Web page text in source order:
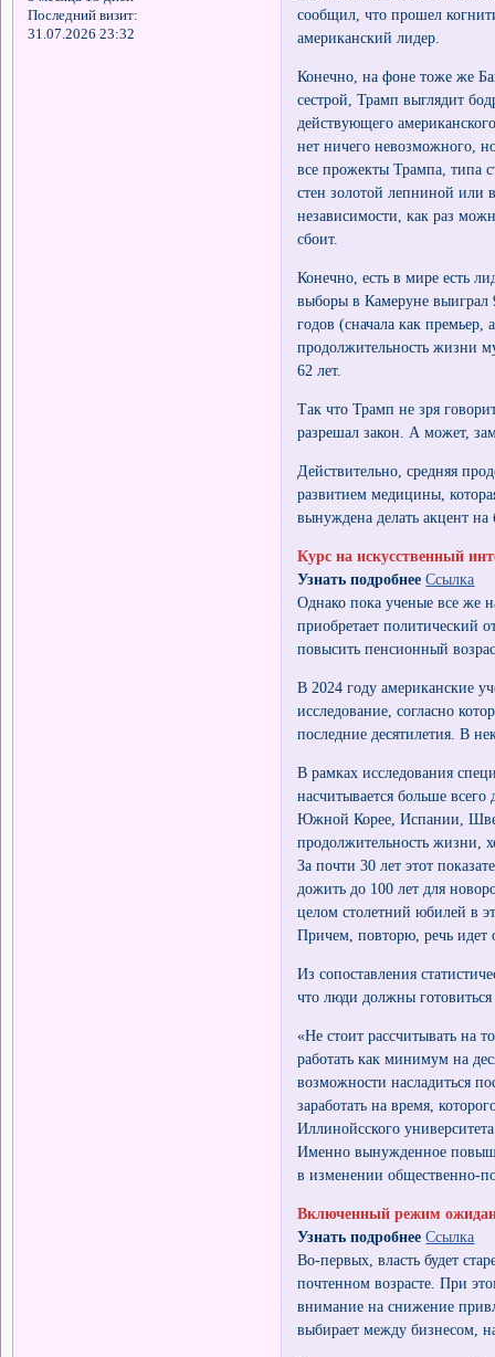
Последний визит:
31.07.2026 23:32
сообщил, что прошел
американский лидер.
Конечно, на фоне тоже же
сестрой, Трамп выглядит
действующего
нет ничего невозможного,
все прожекты Трампа, типа
стен золотой лепниной или
независимости, как раз
сбоит.
Конечно, есть в мире есть
выборы в Камеруне выиграл
годов (сначала как премьер,
продолжительность жизни
62 лет.
Так что Трамп не зря
разрешал закон. А может,
Действительно, средняя
развитием медицины,
вынуждена делать акцент на
Курс на искусственный
Узнать подробнее Ссылка
Однако пока ученые все же
приобретает политический
повысить пенсионный
В 2024 году американские
исследование, согласно
последние десятилетия. В
В рамках исследования
насчитывается больше
Южной Корее, Испании,
продолжительность жизни,
За почти 30 лет этот
дожить до 100 лет для
целом столетний юбилей в
Причем, повторю, речь идет
Из сопоставления
что люди должны
«Не стоит рассчитывать на
работать как минимум на
возможности насладиться
заработать на время,
Иллинойсского
Именно вынужденное
в изменении общественно-
Включенный режим
Узнать подробнее Ссылка
Во-первых, власть будет
почтенном возрасте. При
внимание на снижение
выбирает между бизнесом,